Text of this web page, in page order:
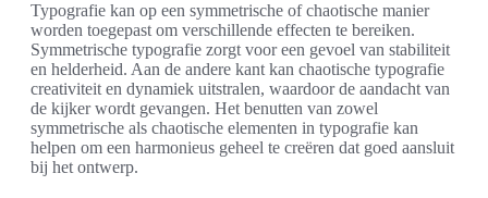
Typografie kan op een symmetrische of chaotische manier
worden toegepast om verschillende effecten te bereiken.
Symmetrische typografie zorgt voor een gevoel van stabiliteit
en helderheid. Aan de andere kant kan chaotische typografie
creativiteit en dynamiek uitstralen, waardoor de aandacht van
de kijker wordt gevangen. Het benutten van zowel
symmetrische als chaotische elementen in typografie kan
helpen om een harmonieus geheel te creëren dat goed aansluit
bij het ontwerp.